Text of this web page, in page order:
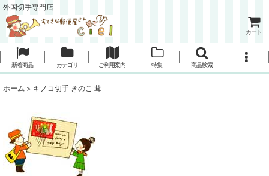
外国切手専門店
カート
新着商品 カテゴリ ご利用案内 特集 商品検索
ホーム > キノコ切手 きのこ 茸